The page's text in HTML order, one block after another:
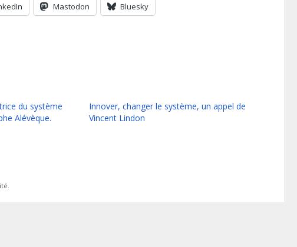
Mastodon Bluesky
du système
Alévèque.
Innover, changer le système, un appel de
Vincent Lindon